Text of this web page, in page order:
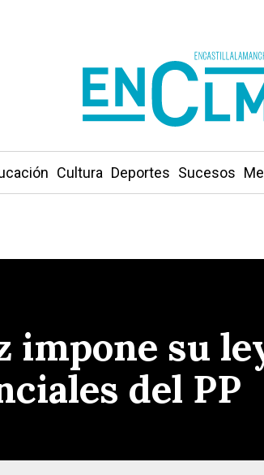
Cultura Deportes Sucesos
impone su
del PP